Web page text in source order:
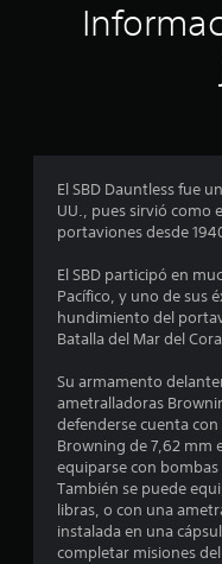
El SBD Dauntless fue
UU., pues sirvió como
portaviones desde
El SBD participó en
Pacífico, y uno de sus
hundimiento del
Batalla del Mar del
Su armamento
ametralladoras
defenderse cuenta
Browning de 7,62 mm
equiparse con
También se puede
libras, o con una
instalada en una
completar misiones